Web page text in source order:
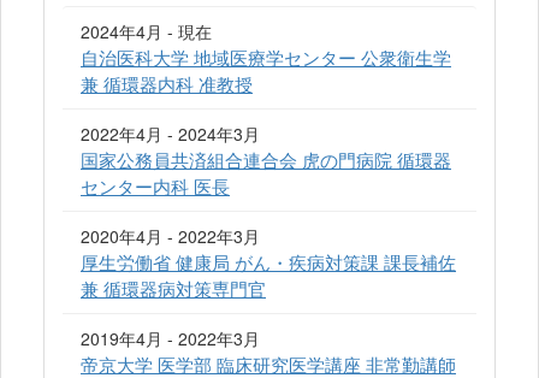
2024年4月 - 現在
自治医科大学 地域医療学センター 公衆衛生学
兼 循環器内科 准教授
2022年4月 - 2024年3月
国家公務員共済組合連合会 虎の門病院 循環器
センター内科 医長
2020年4月 - 2022年3月
厚生労働省 健康局 がん・疾病対策課 課長補佐
兼 循環器病対策専門官
2019年4月 - 2022年3月
帝京大学 医学部 臨床研究医学講座 非常勤講師